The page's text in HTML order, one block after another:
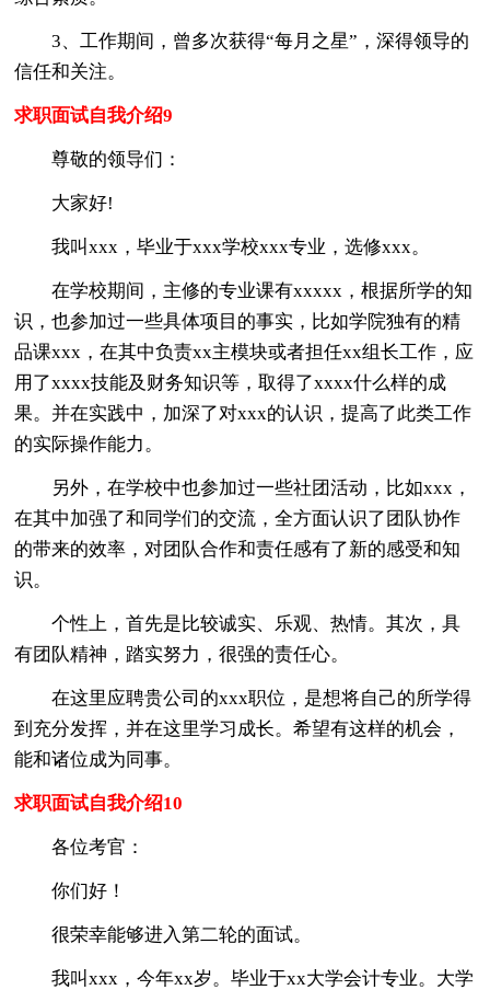
3、工作期间，曾多次获得“每月之星”，深得领导的
信任和关注。
求职面试自我介绍9
尊敬的领导们：
大家好!
我叫xxx，毕业于xxx学校xxx专业，选修xxx。
在学校期间，主修的专业课有xxxxx，根据所学的知
识，也参加过一些具体项目的事实，比如学院独有的精
品课xxx，在其中负责xx主模块或者担任xx组长工作，应
用了xxxx技能及财务知识等，取得了xxxx什么样的成
果。并在实践中，加深了对xxx的认识，提高了此类工作
的实际操作能力。
另外，在学校中也参加过一些社团活动，比如xxx，
在其中加强了和同学们的交流，全方面认识了团队协作
的带来的效率，对团队合作和责任感有了新的感受和知
识。
个性上，首先是比较诚实、乐观、热情。其次，具
有团队精神，踏实努力，很强的责任心。
在这里应聘贵公司的xxx职位，是想将自己的所学得
到充分发挥，并在这里学习成长。希望有这样的机会，
能和诸位成为同事。
求职面试自我介绍10
各位考官：
你们好！
很荣幸能够进入第二轮的面试。
我叫xxx，今年xx岁。毕业于xx大学会计专业。大学